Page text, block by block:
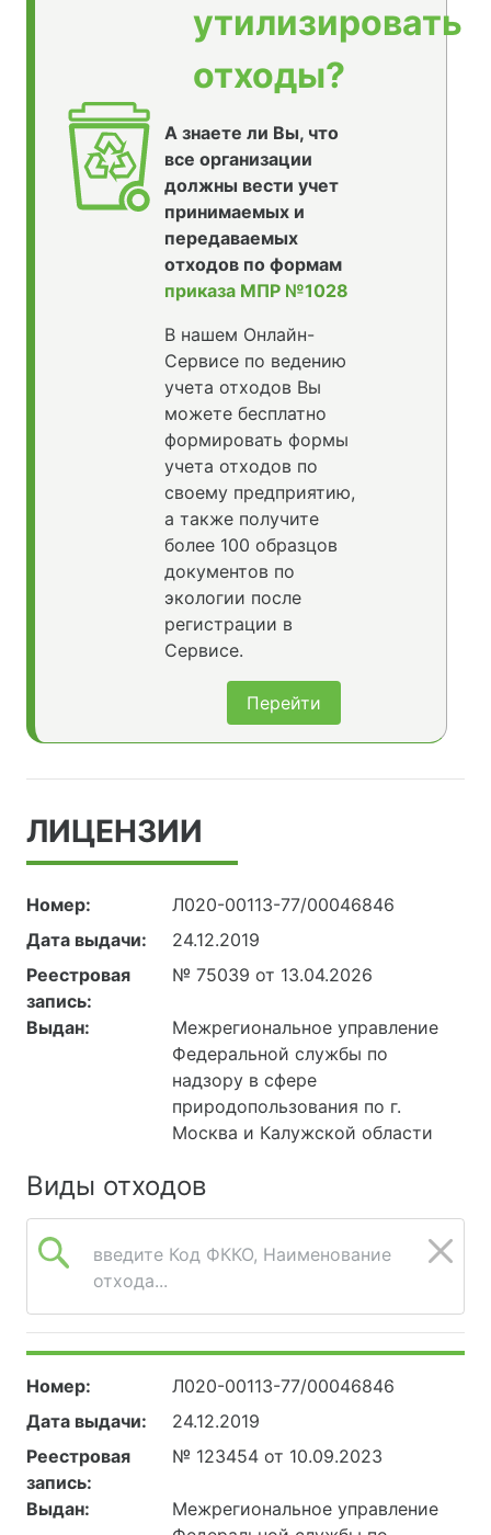
утилизировать
отходы?
А знаете ли Вы, что
все организации
должны вести учет
принимаемых и
передаваемых
отходов по формам
приказа МПР №1028
В нашем Онлайн-
Сервисе по ведению
учета отходов Вы
можете бесплатно
формировать формы
учета отходов по
своему предприятию,
а также получите
более 100 образцов
документов по
экологии после
регистрации в
Сервисе.
Перейти
ЛИЦЕНЗИИ
Номер:
Л020-00113-77/00046846
Дата выдачи:
24.12.2019
Реестровая
запись:
№ 75039 от 13.04.2026
Выдан:
Межрегиональное управление
Федеральной службы по
надзору в сфере
природопользования по г.
Москва и Калужской области
Виды отходов
введите Код ФККО, Наименование
отхода...
Номер:
Л020-00113-77/00046846
Дата выдачи:
24.12.2019
Реестровая
запись:
№ 123454 от 10.09.2023
Выдан:
Межрегиональное управление